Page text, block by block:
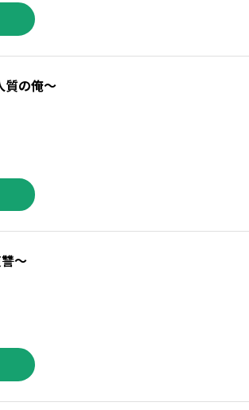
質の俺～
～